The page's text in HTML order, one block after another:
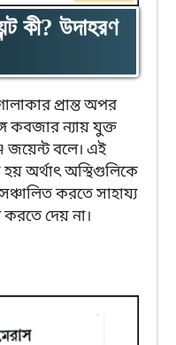
কী? উদাহরণ
প্রান্ত অপর
কবজার ন্যায় যুক্ত
জয়েন্ট বলে। এই
হয় অর্থাৎ অস্থিগুলিকে
করতে সাহায্য
দেয় না।